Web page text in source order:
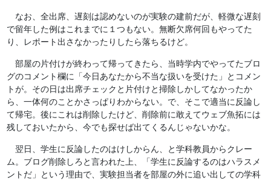
なお、全出席、遅刻は認めないのが実験の建前だが、軽微な遅刻
で留年した例はこれまでに１つもない。無断欠席何回もやってた
り、レポート出さなかったりしたら落ちるけど。
部屋の片付けが終わって帰ってきたら、当時学内でやってたブロ
グのコメント欄に「今日あなたから不当な扱いを受けた」とコメン
トが。その日は出席チェックと片付けと掃除しかしてなかったか
ら、一体何のことかさっぱりわからない。で、そこで適当に反論し
て帰宅。後にこれは削除したけど、削除前に敢えてウェブ魚拓には
残しておいたから、今でも探せば出てくるんじゃないかな。
翌日、学生に反論したのはけしからん、と学科教員からクレー
ム。ブログ削除しろと言われた上、「学生に反論するのはハラスメ
ントだ」という理由で、実験担当者を部屋の外に追い出しての学科